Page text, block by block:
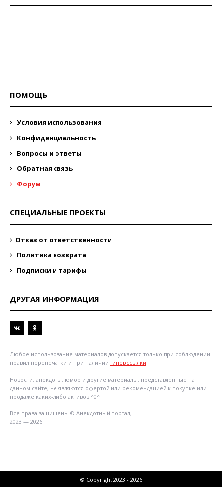
ПОМОЩЬ
Условия использования
Конфиденциальность
Вопросы и ответы
Обратная связь
Форум
СПЕЦИАЛЬНЫЕ ПРОЕКТЫ
Отказ от ответственности
Политика возврата
Подписки и тарифы
ДРУГАЯ ИНФОРМАЦИЯ
Любое использование материалов допускается только при соблюдении
правил перепечатки и при наличии гиперссылки
Новости, анекдоты, юмор и другие материалы, представленные на
данном сайте, не являются офертой или рекомендацией к покупке или
продаже каких-либо активов ^0^
Все права защищены © Анекдотный портал,
2023 — 2026
© Copyright 2023 - 2026